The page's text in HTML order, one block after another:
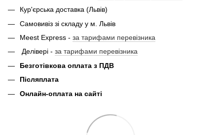
Кур'єрська доставка (Львів)
Самовивіз зі складу у м. Львів
Meest Express - за тарифами перевізника
Делівері - за тарифами перевізника
Безготівкова оплата з ПДВ
Післяплата
Онлайн-оплата на сайті